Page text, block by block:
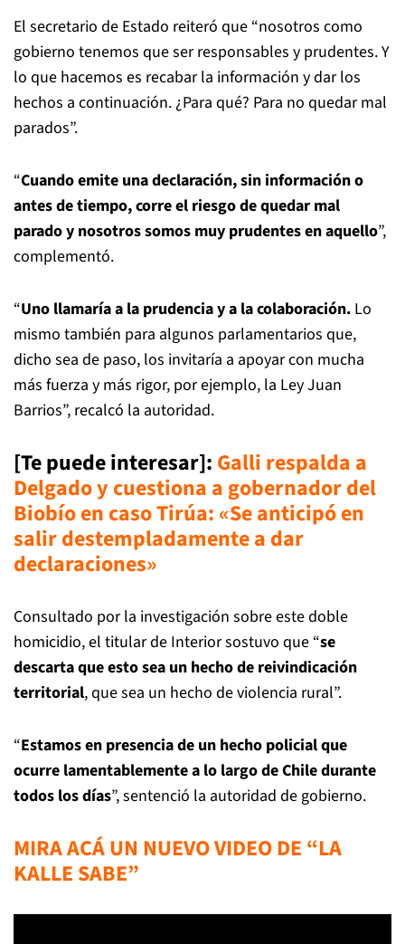
El secretario de Estado reiteró que “nosotros como
gobierno tenemos que ser responsables y prudentes. Y
lo que hacemos es recabar la información y dar los
hechos a continuación. ¿Para qué? Para no quedar mal
parados”.
“Cuando emite una declaración, sin información o
antes de tiempo, corre el riesgo de quedar mal
parado y nosotros somos muy prudentes en aquello”,
complementó.
“Uno llamaría a la prudencia y a la colaboración. Lo
mismo también para algunos parlamentarios que,
dicho sea de paso, los invitaría a apoyar con mucha
más fuerza y más rigor, por ejemplo, la Ley Juan
Barrios”, recalcó la autoridad.
[Te puede interesar]: Galli respalda a
Delgado y cuestiona a gobernador del
Biobío en caso Tirúa: «Se anticipó en
salir destempladamente a dar
declaraciones»
Consultado por la investigación sobre este doble
homicidio, el titular de Interior sostuvo que “se
descarta que esto sea un hecho de reivindicación
territorial, que sea un hecho de violencia rural”.
“Estamos en presencia de un hecho policial que
ocurre lamentablemente a lo largo de Chile durante
todos los días”, sentenció la autoridad de gobierno.
MIRA ACÁ UN NUEVO VIDEO DE “LA
KALLE SABE”